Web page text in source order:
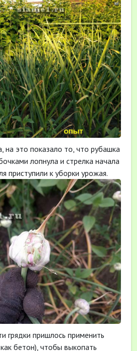
на это показало то, что рубашка
лопнула и стрелка начала
приступили к уборки урожая.
грядки пришлось применить
бетон), чтобы выкопать